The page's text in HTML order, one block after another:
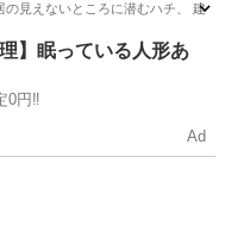
の見えないところに潜むハチ、 建
】眠っている人形あ
0円‼️
Ad